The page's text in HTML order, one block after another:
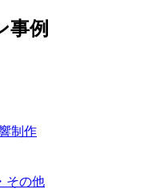
事例
制作
その他